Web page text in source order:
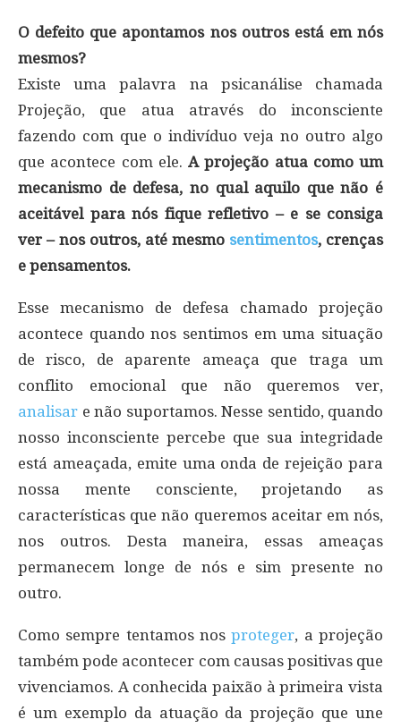
O defeito que apontamos nos outros está em nós
mesmos?
Existe uma palavra na psicanálise chamada
Projeção, que atua através do inconsciente
fazendo com que o indivíduo veja no outro algo
que acontece com ele. A projeção atua como um
mecanismo de defesa, no qual aquilo que não é
aceitável para nós fique refletivo – e se consiga
ver – nos outros, até mesmo sentimentos, crenças
e pensamentos.
Esse mecanismo de defesa chamado projeção
acontece quando nos sentimos em uma situação
de risco, de aparente ameaça que traga um
conflito emocional que não queremos ver,
analisar e não suportamos. Nesse sentido, quando
nosso inconsciente percebe que sua integridade
está ameaçada, emite uma onda de rejeição para
nossa mente consciente, projetando as
características que não queremos aceitar em nós,
nos outros. Desta maneira, essas ameaças
permanecem longe de nós e sim presente no
outro.
Como sempre tentamos nosproteger, a projeção
também pode acontecer com causas positivas que
vivenciamos. A conhecida paixão à primeira vista
é um exemplo da atuação da projeção que une